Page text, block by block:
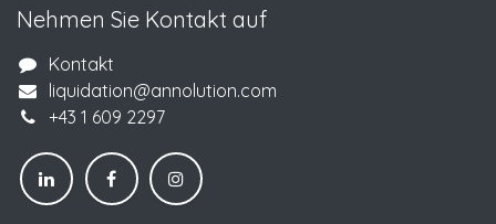
Nehmen Sie Kontakt auf
Kontakt
liquidation@annolution.com
+43 1 609 2297